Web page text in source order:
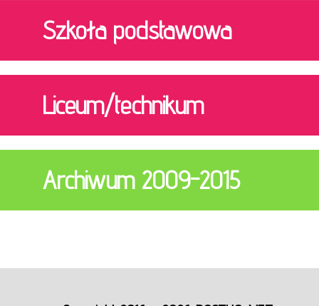
Szkoła podstawowa
Liceum/technikum
Archiwum 2009-2015